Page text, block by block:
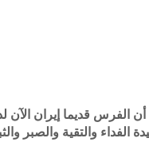
الفرس قديما إيران الآن
والتقية والصبر